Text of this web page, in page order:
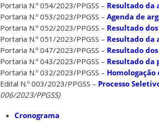
Portaria N.º 054/2023/PPGSS – Resultado da
Portaria N.º 053/2023/PPGSS – Agenda de
Portaria N.º 052/2023/PPGSS – Resultado
Portaria N.º 051/2023/PPGSS – Resultado da
Portaria N.º 047/2023/PPGSS – Resultado
Portaria N.º 043/2023/PPGSS – Resultado da
Portaria N.º 032/2023/PPGSS – Homologação
Edital N.º 003/2023/PPGSS – Processo
006/2023/PPGSS)
Cronograma